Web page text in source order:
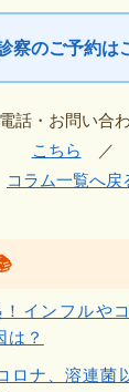
察のご予約は
話・お問い合
こちら ／
コラム一覧へ戻
インフルや
？
ロナ、溶連菌